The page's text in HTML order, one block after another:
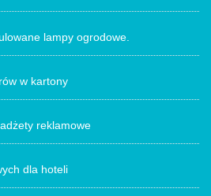
lampy ogrodowe.
w kartony
reklamowe
dla hoteli